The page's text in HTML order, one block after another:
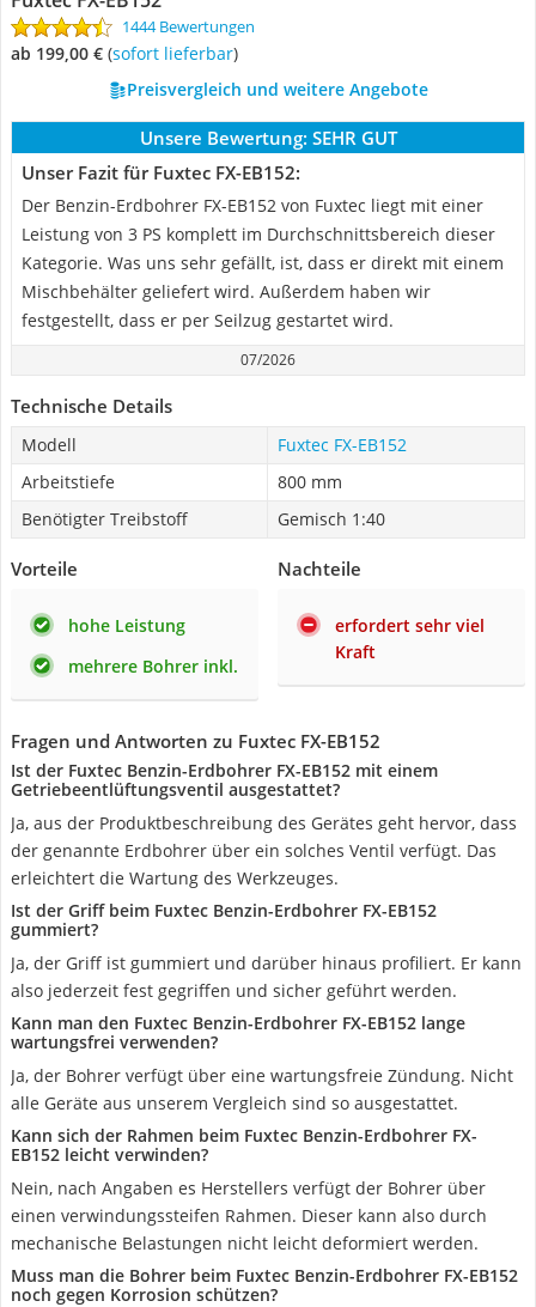
1444 Bewertungen
ab 199,00 € ( Sofort lieferbar)
Preisvergleich und weitere Angebote
Unsere Bewertung: SEHR GUT
Unser Fazit für Fuxtec FX-EB152:
Der Benzin-Erdbohrer FX-EB152 von Fuxtec liegt mit einer
Leistung von 3 PS komplett im Durchschnittsbereich dieser
Kategorie. Was uns sehr gefällt, ist, dass er direkt mit einem
Mischbehälter geliefert wird. Außerdem haben wir
festgestellt, dass er per Seilzug gestartet wird.
07/2026
Technische Details
Modell
Fuxtec FX-EB152
Arbeitstiefe
800 mm
Benötigter Treibstoff
Gemisch 1:40
Vorteile
hohe Leistung
mehrere Bohrer inkl.
Nachteile
erfordert sehr viel
Kraft
Fragen und Antworten zu Fuxtec FX-EB152
Ist der Fuxtec Benzin-Erdbohrer FX-EB152 mit einem
Getriebeentlüftungsventil ausgestattet?
Ja, aus der Produktbeschreibung des Gerätes geht hervor, dass
der genannte Erdbohrer über ein solches Ventil verfügt. Das
erleichtert die Wartung des Werkzeuges.
Ist der Griff beim Fuxtec Benzin-Erdbohrer FX-EB152
gummiert?
Ja, der Griff ist gummiert und darüber hinaus profiliert. Er kann
also jederzeit fest gegriffen und sicher geführt werden.
Kann man den Fuxtec Benzin-Erdbohrer FX-EB152 lange
wartungsfrei verwenden?
Ja, der Bohrer verfügt über eine wartungsfreie Zündung. Nicht
alle Geräte aus unserem Vergleich sind so ausgestattet.
Kann sich der Rahmen beim Fuxtec Benzin-Erdbohrer FX-
EB152 leicht verwinden?
Nein, nach Angaben es Herstellers verfügt der Bohrer über
einen verwindungssteifen Rahmen. Dieser kann also durch
mechanische Belastungen nicht leicht deformiert werden.
Muss man die Bohrer beim Fuxtec Benzin-Erdbohrer FX-EB152
noch gegen Korrosion schützen?